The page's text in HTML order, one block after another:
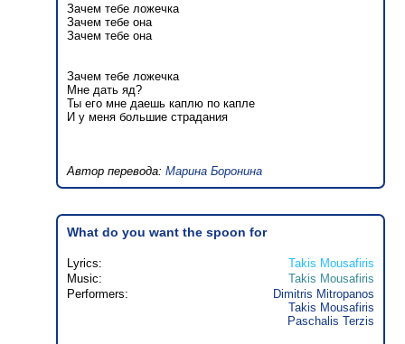
Зачем тебе ложечка
Зачем тебе она
Зачем тебе она
Зачем тебе ложечка
Мне дать яд?
Ты его мне даешь каплю по капле
И у меня большие страдания
Автор перевода:Марина Боронина
What do you want the spoon for
Lyrics:
Takis Mousafiris
Music:
Takis Mousafiris
Performers:
Dimitris Mitropanos
Takis Mousafiris
Paschalis Terzis